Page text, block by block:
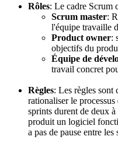
Rôles: Le cadre Scrum
Scrum master:
l'équipe travaille
Product owner:
objectifs du
Équipe de
travail concret
Règles: Les règles sont
rationaliser le
sprints durent de deux
produit un logiciel
a pas de pause entre les